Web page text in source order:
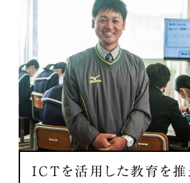
ICTを活用した教育を推